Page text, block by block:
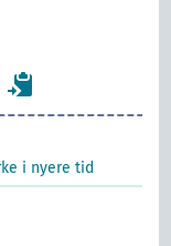
i nyere tid